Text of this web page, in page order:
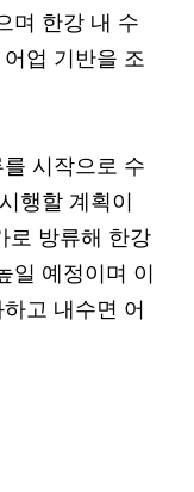
며 한강 내 수
업 기반을 조
시작으로 수
행할 계획이
로 방류해 한강
일 예정이며 이
고 내수면 어